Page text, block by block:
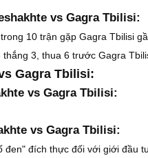
vs Gagra Tbilisi:
10 trận gặp Gagra Tbilisi
3, thua 6 trước Gagra
Gagra Tbilisi:
vs Gagra Tbilisi:
vs Gagra Tbilisi:
đen" đích thực đối với giới đầu